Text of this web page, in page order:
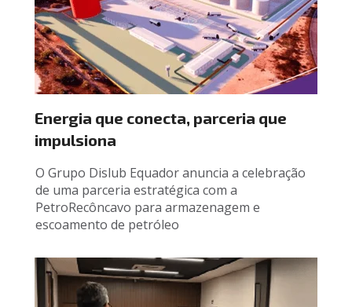
Energia que conecta, parceria que
impulsiona
O Grupo Dislub Equador anuncia a celebração
de uma parceria estratégica com a
PetroRecôncavo para armazenagem e
escoamento de petróleo